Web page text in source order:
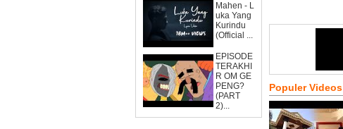
Mahen - L
uka Yang
Kurindu
(Official ...
EPISODE
TERAKHI
R OM GE
PENG?
(PART
2)...
Populer Videos